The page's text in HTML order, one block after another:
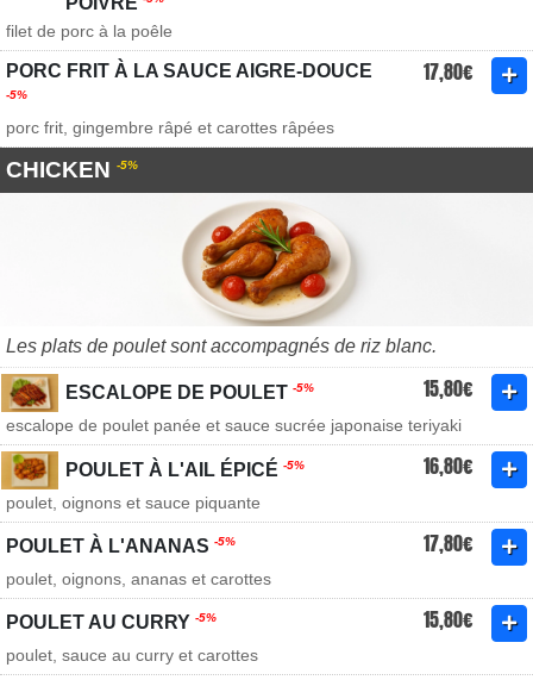
filet de porc à la poêle
PORC FRIT À LA SAUCE AIGRE-DOUCE
-5%
17,80€
porc frit, gingembre râpé et carottes râpées
CHICKEN -5%
Les plats de poulet sont accompagnés de riz blanc.
ESCALOPE DE POULET -5% 15,80€
escalope de poulet panée et sauce sucrée japonaise teriyaki
POULET À L'AIL ÉPICÉ -5% 16,80€
poulet, oignons et sauce piquante
POULET À L'ANANAS -5% 17,80€
poulet, oignons, ananas et carottes
POULET AU CURRY -5% 15,80€
poulet, sauce au curry et carottes